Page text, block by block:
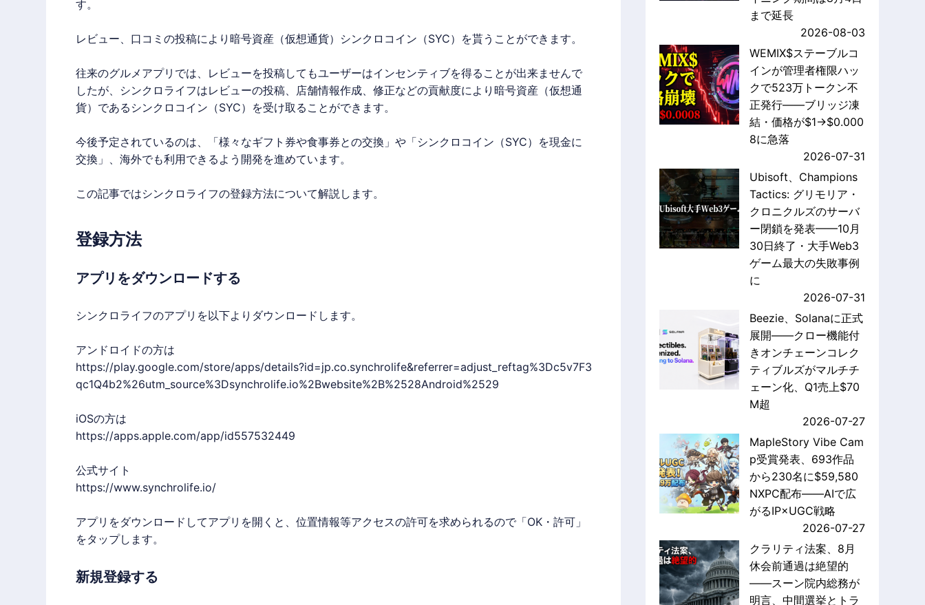
す。
レビュー、口コミの投稿により暗号資産（仮想通貨） シンクロコイン （SYC）を貰うことができます。
往来のグルメアプリでは、レビューを投稿してもユーザーはインセンティブを得ることが出来ませんで
したが、
シンクロライフはレビューの投稿、店舗情報作成、修正などの貢献度により暗号資産（仮想通
貨）である シンクロコイン （SYC）を受け取ることができます。
今後予定されているのは、「様々なギフト券や食事券との交換」や「シンクロコイン （SYC）を現金に
交換」、海外でも利用できるよう開発を進めています。
この記事ではシンクロライフの登録方法について解説します。
登録方法
アプリをダウンロードする
シンクロライフのアプリを以下よりダウンロードします。
アンドロイドの方は
https://play.google.com/store/apps/details?id=jp.co.synchrolife&referrer=adjust_reftag%3Dc5v7F3
qc1Q4b2%26utm_source%3Dsynchrolife.io%2Bwebsite%2B%2528Android%2529
iOSの方は
https://apps.apple.com/app/id557532449
公式サイト
https://www.synchrolife.io/
アプリをダウンロードしてアプリを開くと、位置情報等アクセスの許可を求められるので「OK・許可」
をタップします。
新規登録する
まで延長
2026-08-03
WEMIX$ステーブルコ
インが管理者権限ハッ
クで523万トークン不
正発行——ブリッジ凍
結・価格が$1→$0.000
8に急落
2026-07-31
Ubisoft、Champions
Tactics: グリモリア・
クロニクルズのサーバ
ー閉鎖を発表——10月
30日終了・大手Web3
ゲーム最大の失敗事例
に
2026-07-31
Beezie、Solanaに正式
展開——クロー機能付
きオンチェーンコレク
ティブルズがマルチチ
ェーン化、Q1売上$70
M超
2026-07-27
MapleStory Vibe Cam
p受賞発表、693作品
から230名に$59,580
NXPC配布——AIで広
がるIP×UGC戦略
2026-07-27
クラリティ法案、8月
休会前通過は絶望的
——スーン院内総務が
明言、中間選挙とトラ